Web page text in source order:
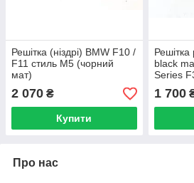
Решітка (ніздрі) BMW F10 /
F11 стиль М5 (чорний
мат)
2 070 ₴
Купити
Решітка
black
Series
1 700
Про нас